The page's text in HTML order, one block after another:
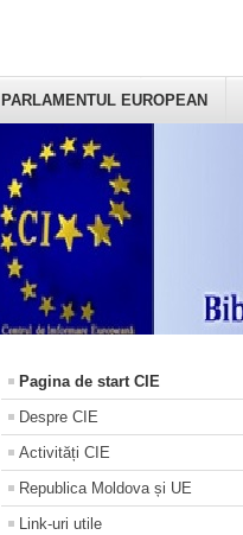
PARLAMENTUL EUROPEAN
Pagina de start CIE
Despre CIE
Activități CIE
Republica Moldova și UE
Link-uri utile